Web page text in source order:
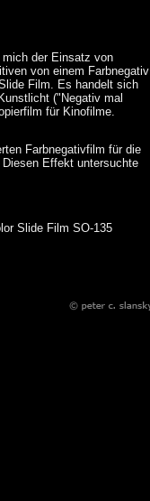
der Einsatz von
von einem Farbnegativ
Film. Es handelt sich
("Negativ mal
für Kinofilme.
Farbnegativfilm für die
Effekt untersuchte
Slide Film SO-135